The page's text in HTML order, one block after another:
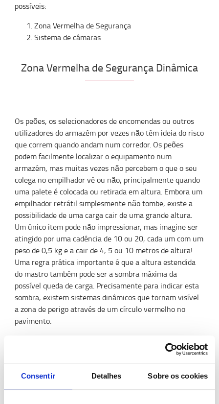
Consentir Detalhes Sobre os cookies
possíveis:
Zona Vermelha de Segurança
Sistema de câmaras
Zona Vermelha de Segurança Dinâmica
Os peões, os selecionadores de encomendas ou outros
utilizadores do armazém por vezes não têm ideia do risco
que correm quando andam num corredor. Os peões
podem facilmente localizar o equipamento num
armazém, mas muitas vezes não percebem o que o seu
colega no empilhador vê ou não, principalmente quando
uma palete é colocada ou retirada em altura. Embora um
empilhador retrátil simplesmente não tombe, existe a
possibilidade de uma carga cair de uma grande altura.
Um único item pode não impressionar, mas imagine ser
atingido por uma cadência de 10 ou 20, cada um com um
peso de 0,5 kg e a cair de 4, 5 ou 10 metros de altura!
Uma regra prática importante é que a altura estendida
do mastro também pode ser a sombra máxima da
possível queda de carga. Precisamente para indicar esta
sombra, existem sistemas dinâmicos que tornam visível
a zona de perigo através de um círculo vermelho no
pavimento.
Um aviso ótico para que o pedestre fique alerta e para
tranquilizar o operador, permitindo que ele se possa
concentrar no seu trabalho, recolhendo ou colocando a
carga, de forma profissional.